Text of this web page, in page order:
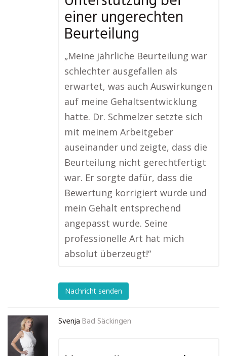
einer ungerechten
Beurteilung
„Meine jährliche Beurteilung war
schlechter ausgefallen als
erwartet, was auch Auswirkungen
auf meine Gehaltsentwicklung
hatte. Dr. Schmelzer setzte sich
mit meinem Arbeitgeber
auseinander und zeigte, dass die
Beurteilung nicht gerechtfertigt
war. Er sorgte dafür, dass die
Bewertung korrigiert wurde und
mein Gehalt entsprechend
angepasst wurde. Seine
professionelle Art hat mich
absolut überzeugt!“
Nachricht senden
Svenja Bad Säckingen